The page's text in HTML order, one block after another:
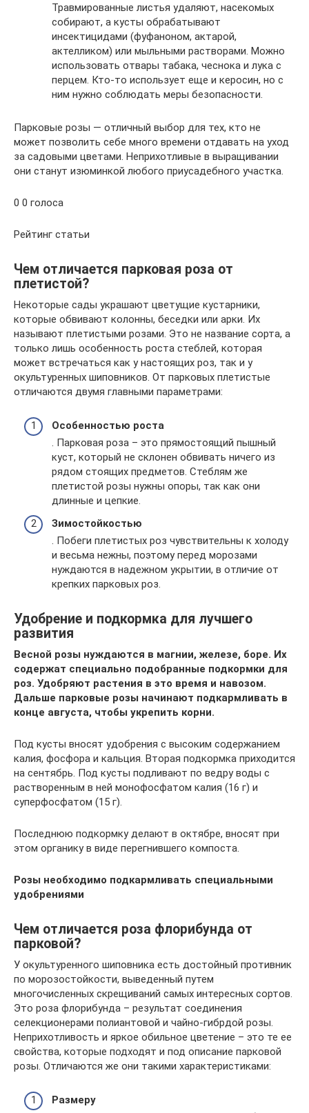
Травмированные листья удаляют, насекомых
собирают, а кусты обрабатывают
инсектицидами (фуфаноном, актарой,
актелликом) или мыльными растворами. Можно
использовать отвары табака, чеснока и лука с
перцем. Кто-то использует еще и керосин, но с
ним нужно соблюдать меры безопасности.
Парковые розы — отличный выбор для тех, кто не
может позволить себе много времени отдавать на уход
за садовыми цветами. Неприхотливые в выращивании
они станут изюминкой любого приусадебного участка.
0 0 голоса
Рейтинг статьи
Чем отличается парковая роза от
плетистой?
Некоторые сады украшают цветущие кустарники,
которые обвивают колонны, беседки или арки. Их
называют плетистыми розами. Это не название сорта, а
только лишь особенность роста стеблей, которая
может встречаться как у настоящих роз, так и у
окультуренных шиповников. От парковых плетистые
отличаются двумя главными параметрами:
Особенностью роста
. Парковая роза – это прямостоящий пышный
куст, который не склонен обвивать ничего из
рядом стоящих предметов. Стеблям же
плетистой розы нужны опоры, так как они
длинные и цепкие.
Зимостойкостью
. Побеги плетистых роз чувствительны к холоду
и весьма нежны, поэтому перед морозами
нуждаются в надежном укрытии, в отличие от
крепких парковых роз.
Удобрение и подкормка для лучшего
развития
Весной розы нуждаются в магнии, железе, боре. Их
содержат специально подобранные подкормки для
роз. Удобряют растения в это время и навозом.
Дальше парковые розы начинают подкармливать в
конце августа, чтобы укрепить корни.
Под кусты вносят удобрения с высоким содержанием
калия, фосфора и кальция. Вторая подкормка приходится
на сентябрь. Под кусты подливают по ведру воды с
растворенным в ней монофосфатом калия (16 г) и
суперфосфатом (15 г).
Последнюю подкормку делают в октябре, вносят при
этом органику в виде перегнившего компоста.
Розы необходимо подкармливать специальными
удобрениями
Чем отличается роза флорибунда от
парковой?
У окультуренного шиповника есть достойный противник
по морозостойкости, выведенный путем
многочисленных скрещиваний самых интересных сортов.
Это роза флорибунда – результат соединения
селекционерами полиантовой и чайно-гибрдой розы.
Неприхотливость и яркое обильное цветение – это те ее
свойства, которые подходят и под описание парковой
розы. Отличаются же они такими характеристиками:
Размеру